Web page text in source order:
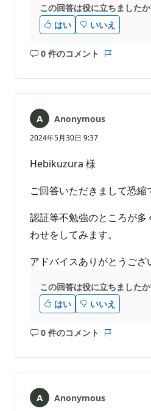
この回答は役に立ちました
はい
いいえ
0 件のコメント
コ
ト
あ
り
せ
ト
Anonymous
2024年5月30日 9:37
Hebikuzura 様
ご回答いただきまして恐縮
認証等不勉強のところが多
わせをしてみます。
アドバイスありがとうござ
この回答は役に立ちました
はい
いいえ
0 件のコメント
コ
ト
あ
ト
Anonymous